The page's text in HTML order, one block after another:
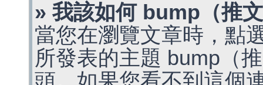
» 我該如何 bump（推
當您在瀏覽文章時，點
所發表的主題 bump（